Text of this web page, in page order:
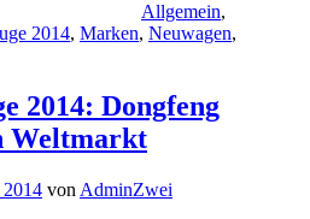
Allgemein,
2014, Marken, Neuwagen,
2014: Dongfeng
Weltmarkt
2014 von AdminZwei